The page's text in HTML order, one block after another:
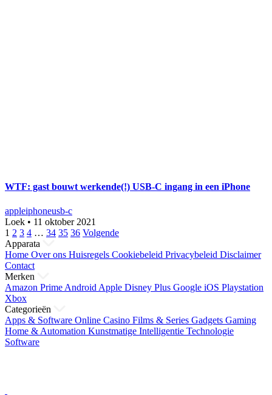
WTF: gast bouwt werkende(!) USB-C ingang in een iPhone
appleiphoneusb-c
Loek • 11 oktober 2021
Berichten
paginering
1 2 3 4 … 34 35 36 Volgende
Apparata
Home Over ons Huisregels Cookiebeleid Privacybeleid Disclaimer
Contact
Merken
Amazon Prime Android Apple Disney Plus Google iOS Playstation
Xbox
Categorieën
Apps & Software Online Casino Films & Series Gadgets Gaming
Home & Automation Kunstmatige Intelligentie Technologie
Software